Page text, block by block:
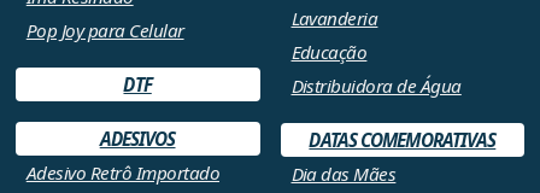
Pop Joy para Celular
DTF
ADESIVOS
Adesivo Retrô Importado
Lavanderia
Educação
Distribuidora de Água
DATAS COMEMORATIVAS
Dia das Mães